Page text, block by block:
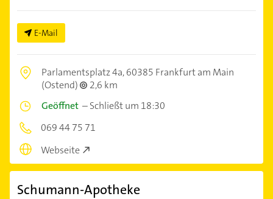
E-Mail
Parlamentsplatz 4a,60385 Frankfurt am Main
(Ostend)
2,6 km
Geöffnet –Schließt um 18:30
069 44 75 71
Webseite
Schumann-Apotheke